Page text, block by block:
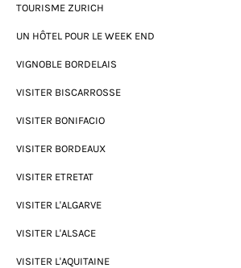
TOURISME ZURICH
UN HÔTEL POUR LE WEEK END
VIGNOBLE BORDELAIS
VISITER BISCARROSSE
VISITER BONIFACIO
VISITER BORDEAUX
VISITER ETRETAT
VISITER L'ALGARVE
VISITER L'ALSACE
VISITER L'AQUITAINE